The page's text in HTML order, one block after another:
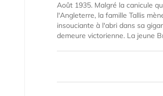
Août 1935. Malgré la canicule
l'Angleterre, la famille Tallis
insouciante à l'abri dans sa
demeure victorienne. La jeune